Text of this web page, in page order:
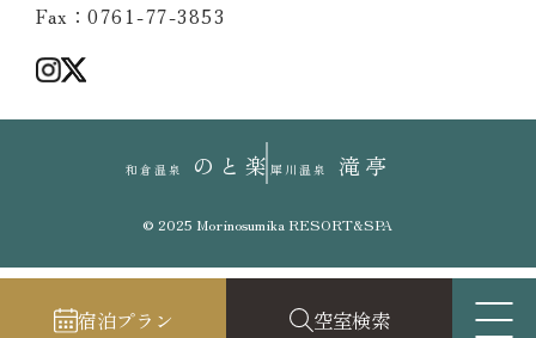
宿泊プラン 空室検索
Fax：0761-77-3853
和倉温泉 のと楽 犀川温泉 滝亭
© 2025 Morinosumika RESORT&SPA